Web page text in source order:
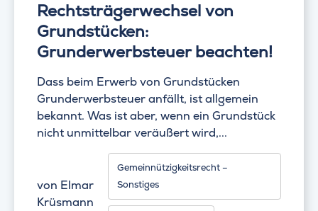
Rechtsträgerwechsel von
Grundstücken:
Grunderwerbsteuer beachten!
Dass beim Erwerb von Grundstücken
Grunderwerbsteuer anfällt, ist allgemein
bekannt. Was ist aber, wenn ein Grundstück
nicht unmittelbar veräußert wird,...
von Elmar
Krüsmann
Gemeinnützigkeitsrecht –
Sonstiges